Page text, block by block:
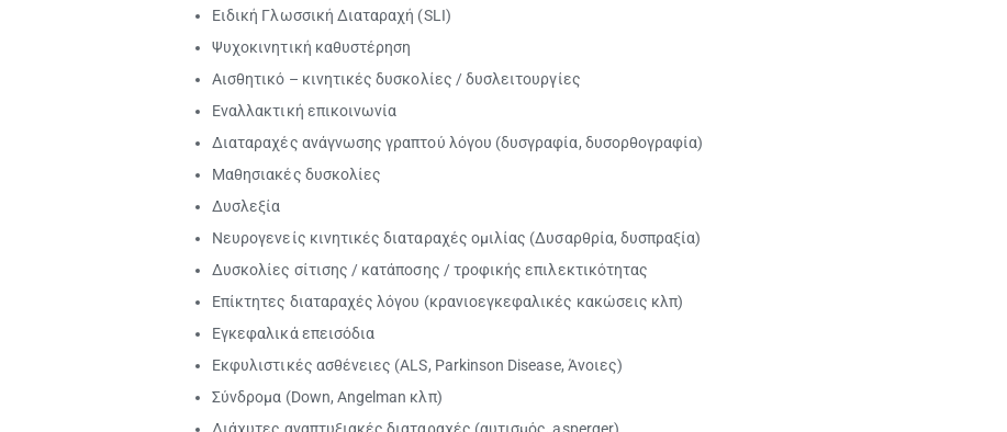
Ειδική Γλωσσική Διαταραχή (SLI)
Ψυχοκινητική καθυστέρηση
Αισθητικό – κινητικές δυσκολίες / δυσλειτουργίες
Εναλλακτική επικοινωνία
Διαταραχές ανάγνωσης γραπτού λόγου (δυσγραφία, δυσορθογραφία)
Μαθησιακές δυσκολίες
Δυσλεξία
Νευρογενείς κινητικές διαταραχές ομιλίας (Δυσαρθρία, δυσπραξία)
Δυσκολίες σίτισης / κατάποσης / τροφικής επιλεκτικότητας
Επίκτητες διαταραχές λόγου (κρανιοεγκεφαλικές κακώσεις κλπ)
Εγκεφαλικά επεισόδια
Εκφυλιστικές ασθένειες (ALS, Parkinson Disease, Άνοιες)
Σύνδρομα (Down, Angelman κλπ)